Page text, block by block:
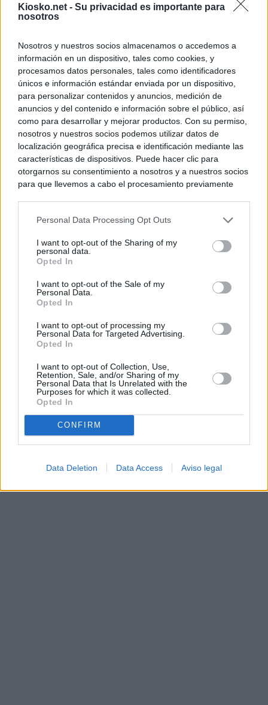
Kiosko.net - Su privacidad es importante para
nosotros
Nosotros y nuestros socios almacenamos o accedemos a
información en un dispositivo, tales como cookies, y
procesamos datos personales, tales como identificadores
únicos e información estándar enviada por un dispositivo,
para personalizar contenidos y anuncios, medición de
anuncios y del contenido e información sobre el público, así
como para desarrollar y mejorar productos. Con su permiso,
nosotros y nuestros socios podemos utilizar datos de
localización geográfica precisa e identificación mediante las
características de dispositivos. Puede hacer clic para
otorgarnos su consentimiento a nosotros y a nuestros socios
para que llevemos a cabo el procesamiento previamente
negar su consentimiento. Tenga en cuenta que algún
de su consentimiento, pero usted tiene el derecho de
rechazar tal procesamiento. Sus preferencias se aplicarán
cualquier momento entrando de nuevo en este sitio web o
visitando nuestra política de privacidad.
Personal Data Processing Opt Outs
I want to opt-out of the Sharing of my
personal data.
Opted In
I want to opt-out of the Sale of my
Personal Data.
Opted In
I want to opt-out of processing my
Personal Data for Targeted Advertising.
Opted In
I want to opt-out of Collection, Use,
Retention, Sale, and/or Sharing of my
Personal Data that Is Unrelated with the
Purposes for which it was collected.
Opted In
CONFIRM
Data Deletion Data Access Aviso legal
principales, un
© Kiosko.net Aviso Legal Privacidad y Cookies